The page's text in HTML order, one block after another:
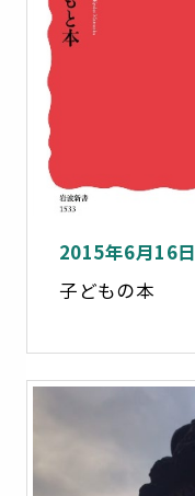
2015年6月16日
子どもの本